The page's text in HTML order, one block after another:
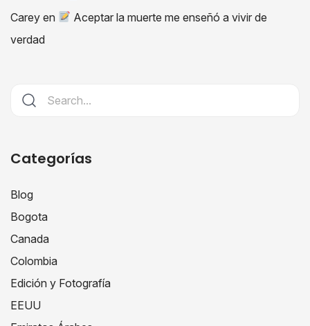
Carey en
Aceptar la muerte me enseñó a vivir de
verdad
Categorías
Blog
Bogota
Canada
Colombia
Edición y Fotografía
EEUU